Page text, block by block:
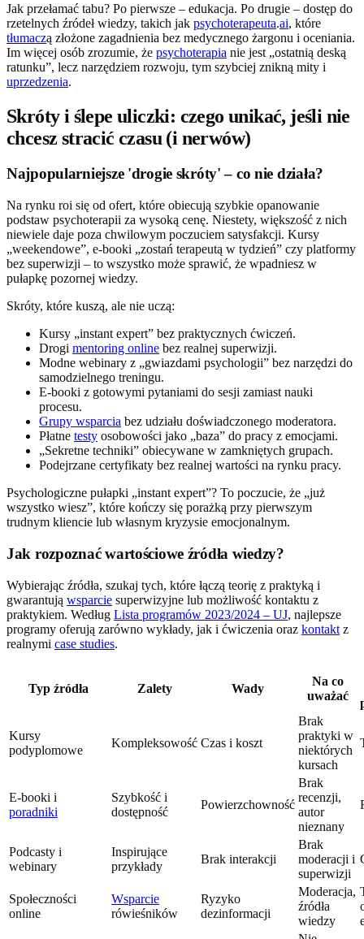
Jak przełamać tabu? Po pierwsze – edukacja. Po drugie – dostęp do
rzetelnych źródeł wiedzy, takich jak psychoterapeuta.ai, które
tłumaczą złożone zagadnienia bez medycznego żargonu i oceniania.
Im więcej osób zrozumie, że psychoterapia nie jest „ostatnią deską
ratunku”, lecz narzędziem rozwoju, tym szybciej znikną mity i
uprzedzenia.
Skróty i ślepe uliczki: czego unikać, jeśli nie
chcesz stracić czasu (i nerwów)
Najpopularniejsze 'drogie skróty' – co nie działa?
Na rynku roi się od ofert, które obiecują szybkie opanowanie
podstaw psychoterapii za wysoką cenę. Niestety, większość z nich
niewiele daje poza chwilowym poczuciem satysfakcji. Kursy
„weekendowe”, e-booki „zostań terapeutą w tydzień” czy platformy
bez superwizji – to wszystko może sprawić, że wpadniesz w
pułapkę pozornej wiedzy.
Skróty, które kuszą, ale nie uczą:
Kursy „instant expert” bez praktycznych ćwiczeń.
Drogi mentoring online bez realnej superwizji.
Modne webinary z „gwiazdami psychologii” bez narzędzi do
samodzielnego treningu.
E-booki z gotowymi pytaniami do sesji zamiast nauki
procesu.
Grupy wsparcia bez udziału doświadczonego moderatora.
Płatne testy osobowości jako „baza” do pracy z emocjami.
„Sekretne techniki” obiecywane w zamkniętych grupach.
Podejrzane certyfikaty bez realnej wartości na rynku pracy.
Psychologiczne pułapki „instant expert”? To poczucie, że „już
wszystko wiesz”, które kończy się porażką przy pierwszym
trudnym kliencie lub własnym kryzysie emocjonalnym.
Jak rozpoznać wartościowe źródła wiedzy?
Wybierając źródła, szukaj tych, które łączą teorię z praktyką i
gwarantują wsparcie superwizyjne lub możliwość kontaktu z
praktykiem. Według Lista programów 2023/2024 – UJ, najlepsze
programy oferują zarówno wykłady, jak i ćwiczenia oraz kontakt z
realnymi case studies.
Typ źródła Zalety Wady
Na co
uważać
Kursy
podyplomowe
Kompleksowość Czas i koszt
Brak
praktyki w
niektórych
kursach
E-booki i
poradniki
Szybkość i
dostępność
Powierzchowność
Brak
recenzji,
autor
nieznany
Podcasty i
webinary
Inspirujące
przykłady
Brak interakcji
Brak
moderacji i
superwizji
Społeczności
online
Wsparcie
rówieśników
Ryzyko
dezinformacji
Moderacja,
źródła
wiedzy